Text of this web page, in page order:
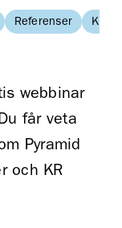
Referenser
webbinar
får veta
Pyramid
och KR